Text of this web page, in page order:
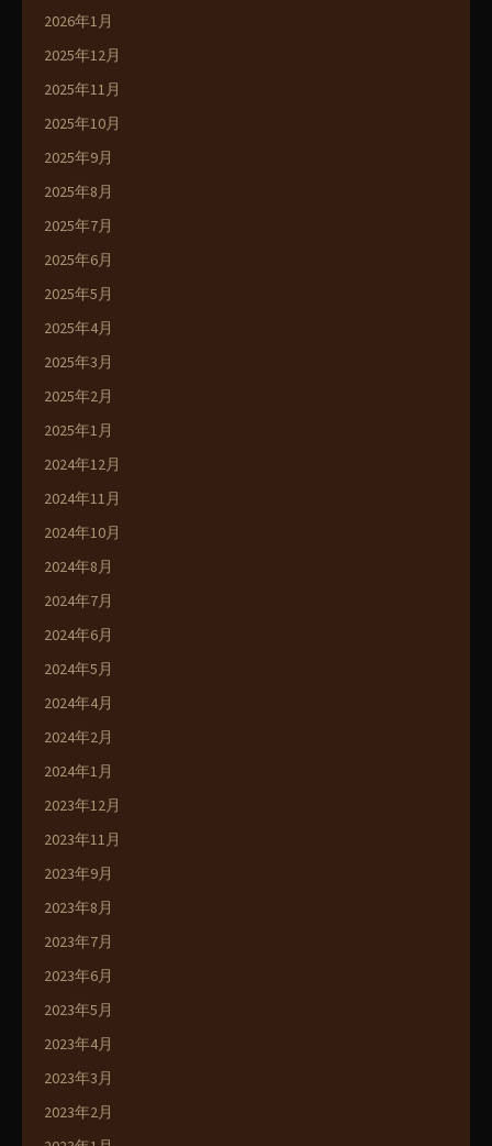
2026年1月
2025年12月
2025年11月
2025年10月
2025年9月
2025年8月
2025年7月
2025年6月
2025年5月
2025年4月
2025年3月
2025年2月
2025年1月
2024年12月
2024年11月
2024年10月
2024年8月
2024年7月
2024年6月
2024年5月
2024年4月
2024年2月
2024年1月
2023年12月
2023年11月
2023年9月
2023年8月
2023年7月
2023年6月
2023年5月
2023年4月
2023年3月
2023年2月